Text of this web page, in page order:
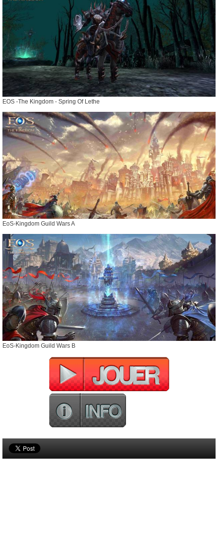
EOS -The Kingdom - Spring Of Lethe
EoS-Kingdom Guild Wars A
EoS-Kingdom Guild Wars B